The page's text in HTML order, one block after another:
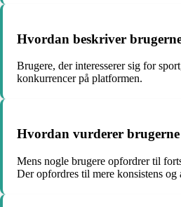
Hvordan beskriver
Brugere, der interesserer sig for
konkurrencer på platformen.
Hvordan vurderer brugerne
Mens nogle brugere opfordrer til
Der opfordres til mere konsistens